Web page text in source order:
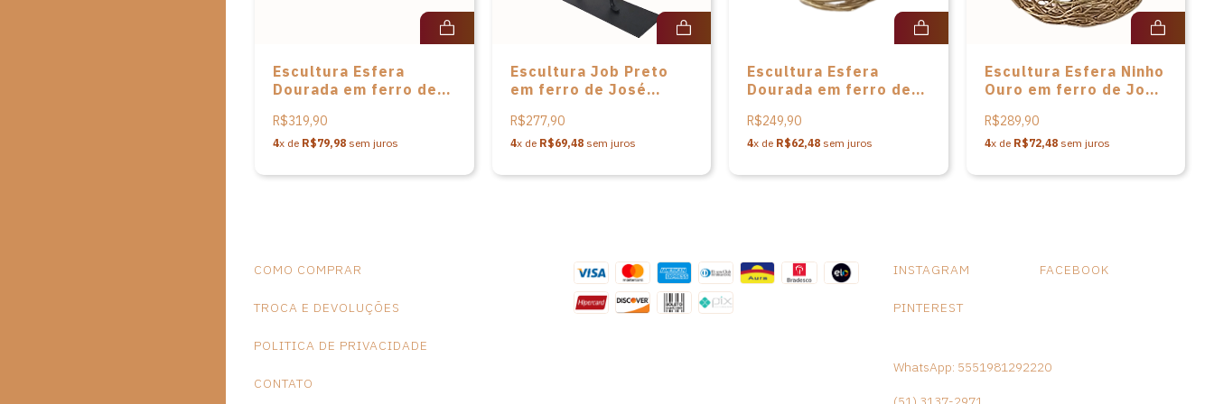
Escultura Esfera
Dourada em ferro de
Santos
R$319,90
4x de R$79,98 sem juros
Escultura Job Preto
em ferro de José
R$277,90
4x de R$69,48sem juros
Escultura Esfera
Dourada em ferro de
Santos – P
R$249,90
4x de R$62,48 sem juros
Escultura Esfera Ninho
Ouro em ferro de José
R$289,90
4x de R$72,48sem juros
COMO COMPRAR
TROCA E DEVOLUÇÕES
POLITICA DE PRIVACIDADE
CONTATO
INSTAGRAM FACEBOOK
PINTEREST
WhatsApp: 5551981292220